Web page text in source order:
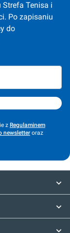
Tenisa i
Po zapisaniu
do
z Regulaminem
newsletter oraz